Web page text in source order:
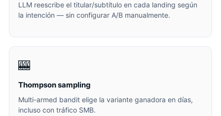
LLM reescribe el titular/subtítulo en cada landing según
la intención — sin configurar A/B manualmente.
🎰
Thompson sampling
Multi-armed bandit elige la variante ganadora en días,
incluso con tráfico SMB.